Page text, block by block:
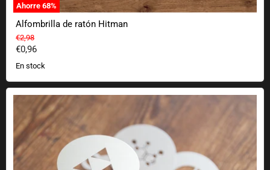
Ahorre 68%
Alfombrilla de ratón Hitman
Precio original
€2,98
Precio actual
€0,96
En stock
Juego de plantillas Nerdy Cappuccino